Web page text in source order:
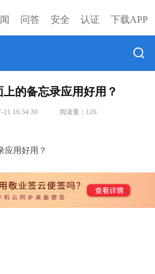
问答 安全 认证 下载APP
的备忘录应用好用？
21 16:34:30 阅读量： 126
应用好用？